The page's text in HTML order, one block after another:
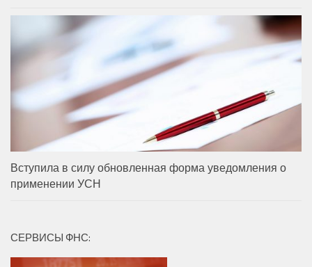
Вступила в силу обновленная форма уведомления о
применении УСН
СЕРВИСЫ ФНС: